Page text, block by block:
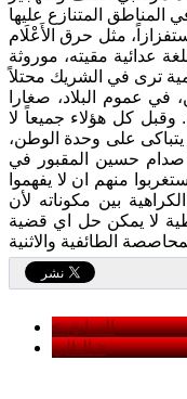
مثل حرق الأَعْلَام
عدائية مقيته، موروثة
عموم البلاد، صغارا
كل هؤلاء جميعاً لا
يتباكى على وحدة الوطن،
حسين المقبور في
منهم ان لا يفهموا
بين مكوناته لأن
لا يمكن حل اي قضية
< السابق
التالي >